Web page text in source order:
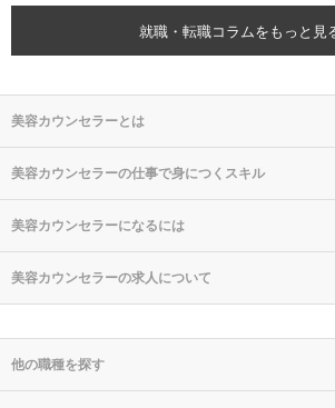
就職・転職コラムをもっと見
美容カウンセラーとは
美容カウンセラーの仕事で身につくスキル
美容カウンセラーになるには
美容カウンセラーの求人について
他の職種を探す